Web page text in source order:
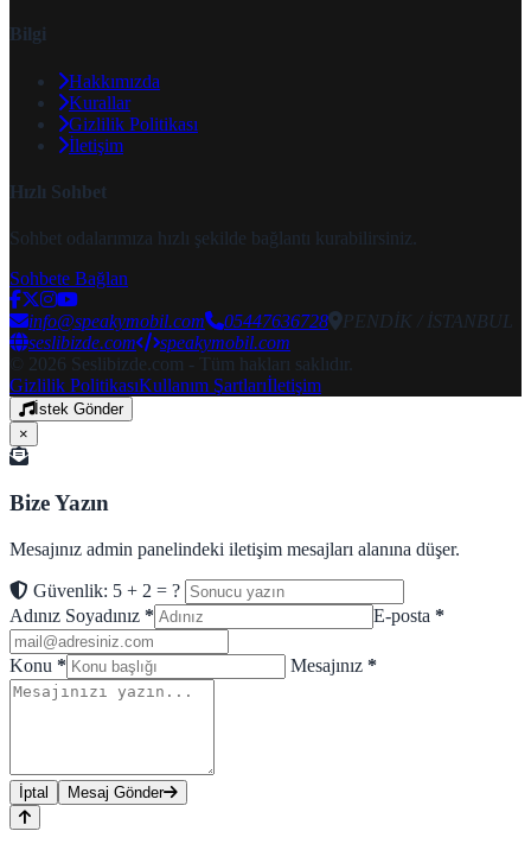
Bilgi
Hakkımızda
Kurallar
Gizlilik Politikası
İletişim
Hızlı Sohbet
Sohbet odalarımıza hızlı şekilde bağlantı kurabilirsiniz.
Sohbete Bağlan
info@speakymobil.com 05447636728
PENDİK / İSTANBUL
seslibizde.com
speakymobil.com
© 2026 Seslibizde.com - Tüm hakları saklıdır.
Gizlilik PolitikasıKullanım Şartlarıİletişim
İstek Gönder
×
Bize Yazın
Mesajınız admin panelindeki iletişim mesajları alanına düşer.
Güvenlik: 5 + 2 = ?
Adınız Soyadınız * E-posta *
Konu * Mesajınız *
İptal Mesaj Gönder